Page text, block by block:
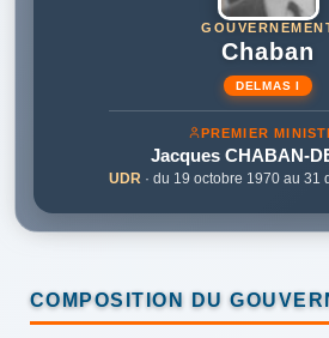
Chaban
DELMAS I
PREMIER
Jacques CHABAN-
UDR · du 19 octobre 1970 au 31
COMPOSITION DU